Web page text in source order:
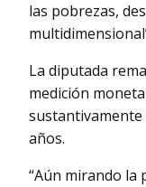
las pobrezas,
La diputada
medición
años.
“Aún mirando la